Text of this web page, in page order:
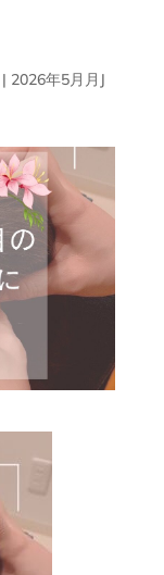
| 2026年5月月J